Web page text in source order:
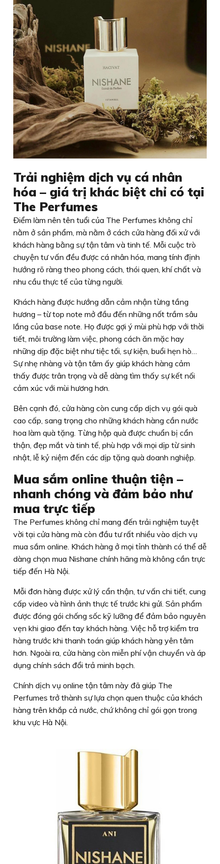
Trải nghiệm dịch vụ cá nhân
hóa – giá trị khác biệt chỉ có tại
The Perfumes
Điểm làm nên tên tuổi của The Perfumes không chỉ
nằm ở sản phẩm, mà nằm ở cách cửa hàng đối xử với
khách hàng bằng sự tận tâm và tinh tế. Mỗi cuộc trò
chuyện tư vấn đều được cá nhân hóa, mang tính định
hướng rõ ràng theo phong cách, thói quen, khí chất và
nhu cầu thực tế của từng người.
Khách hàng được hướng dẫn cảm nhận từng tầng
hương – từ top note mở đầu đến những nốt trầm sâu
lắng của base note. Họ được gợi ý mùi phù hợp với thời
tiết, môi trường làm việc, phong cách ăn mặc hay
những dịp đặc biệt như tiệc tối, sự kiện, buổi hẹn hò…
Sự nhẹ nhàng và tận tâm ấy giúp khách hàng cảm
thấy được trân trọng và dễ dàng tìm thấy sự kết nối
cảm xúc với mùi hương hơn.
Bên cạnh đó, cửa hàng còn cung cấp dịch vụ gói quà
cao cấp, sang trọng cho những khách hàng cần nước
hoa làm quà tặng. Từng hộp quà được chuẩn bị cẩn
thận, đẹp mắt và tinh tế, phù hợp với mọi dịp từ sinh
nhật, lễ kỷ niệm đến các dịp tặng quà doanh nghiệp.
Mua sắm online thuận tiện –
nhanh chóng và đảm bảo như
mua trực tiếp
The Perfumes không chỉ mang đến trải nghiệm tuyệt
vời tại cửa hàng mà còn đầu tư rất nhiều vào dịch vụ
mua sắm online. Khách hàng ở mọi tỉnh thành có thể dễ
dàng chọn mua Nishane chính hãng mà không cần trực
tiếp đến Hà Nội.
Mỗi đơn hàng được xử lý cẩn thận, tư vấn chi tiết, cung
cấp video và hình ảnh thực tế trước khi gửi. Sản phẩm
được đóng gói chống sốc kỹ lưỡng để đảm bảo nguyên
vẹn khi giao đến tay khách hàng. Việc hỗ trợ kiểm tra
hàng trước khi thanh toán giúp khách hàng yên tâm
hơn. Ngoài ra, cửa hàng còn miễn phí vận chuyển và áp
dụng chính sách đổi trả minh bạch.
Chính dịch vụ online tận tâm này đã giúp The
Perfumes trở thành sự lựa chọn quen thuộc của khách
hàng trên khắp cả nước, chứ không chỉ gói gọn trong
khu vực Hà Nội.